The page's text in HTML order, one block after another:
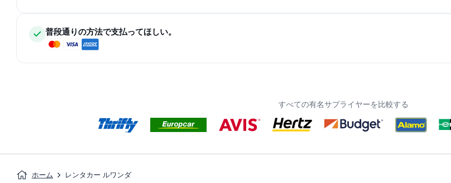
普段通りの方法で支払ってほしい。
すべての有名サプライヤーを比較する
ホーム レンタカー ルワンダ